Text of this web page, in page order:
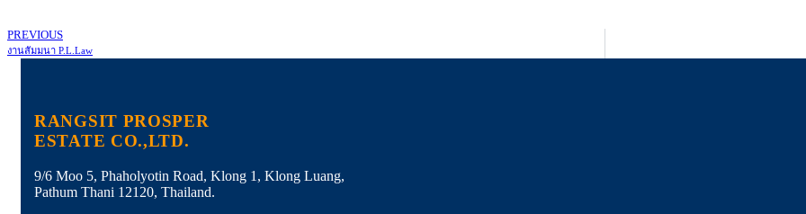
PREVIOUS
งานสัมมนา P.L.Law
RANGSIT PROSPER
ESTATE CO.,LTD.
9/6 Moo 5, Phaholyotin Road, Klong 1, Klong Luang,
Pathum Thani 12120, Thailand.